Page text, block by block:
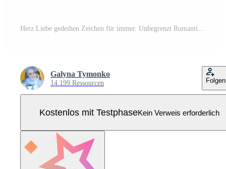
Herz Liebe gedeihen Zeichen für immer. Unbegrenzt Romantisches Symbol verbunden, verbinden, Leidenschaft und Hochzeit. Vorlage für T-Shirt, Karte, Poster. Flaches Element des Designs des Valentinstags. Vektor-Illustration Pro Vektor
Galyna Tymonko
14.199 Ressourcen Folgen
Kostenlos mit TestphaseKein Verweis erforderlich